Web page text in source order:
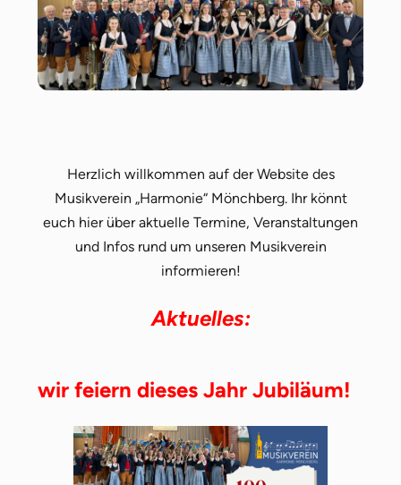
Herzlich willkommen auf der Website des
Musikverein „Harmonie“ Mönchberg. Ihr könnt
euch hier über aktuelle Termine, Veranstaltungen
und Infos rund um unseren Musikverein
informieren!
Aktuelles:
wir feiern dieses Jahr Jubiläum!